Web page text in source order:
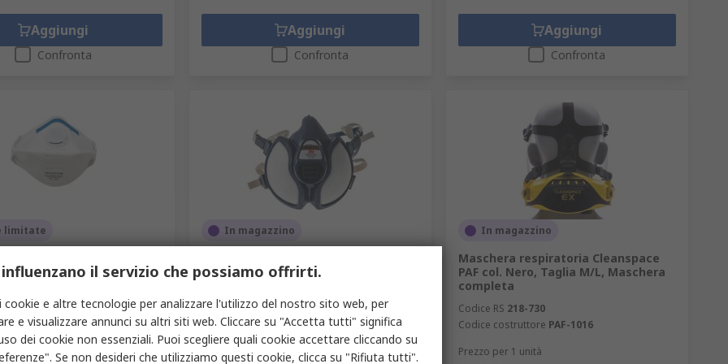
Aggiungi
Confronta
Aggiungi
Confronta
Aggiungi
Confronta
limitate
serie AUUMP FFP3 NR
934
AUUMP300VSL
confezione da 20 unità
In magazzino
Bianco, Taglia One Size,
Codice RS189-3493
Codice costruttore4251+
Prezzo per 1 unità
In magazzino
Maschera respiratoria Cleanspace
PAF col. Nero, Taglia M/L, Maschera
completa
Codice RS 218-730
Codice costruttore PAF-1016
Prezzo per 1 unità
il servizio che possiamo offrirti.
cookie e altre tecnologie per analizzare l'utilizzo del nostro sito web, per
e visualizzare annunci su altri siti web. Cliccare su "Accetta tutti" significa
dei cookie non essenziali. Puoi scegliere quali cookie accettare cliccando su
Se non desideri che utilizziamo questi cookie, clicca su "Rifiuta tutti".